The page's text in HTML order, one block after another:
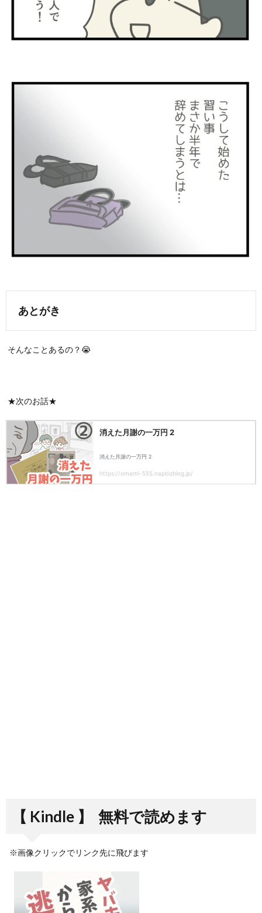
あとがき
そんなことあるの？😭
★次のお話★
【 Kindle 】 無料で読めます
※画像クリックでリンク先に飛びます